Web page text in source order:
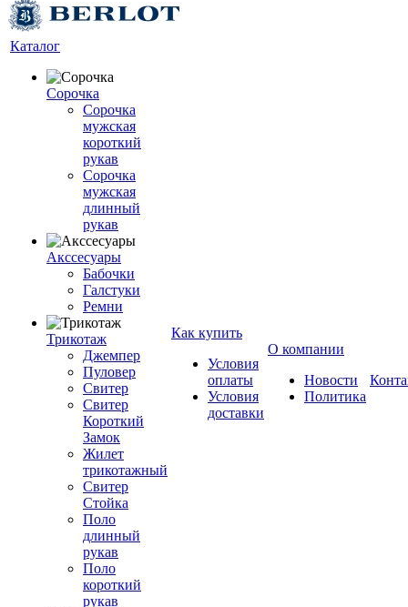
Каталог
Сорочка
Сорочка
мужская
короткий
рукав
Сорочка
мужская
длинный
рукав
Акссесуары
Бабочки
Галстуки
Ремни
Трикотаж
Джемпер
Пуловер
Свитер
Свитер
Короткий
Замок
Жилет
трикотажный
Свитер
Стойка
Поло
длинный
рукав
Поло
короткий
рукав
Как купить
Условия
оплаты
Условия
доставки
О компании
Новости
Политика